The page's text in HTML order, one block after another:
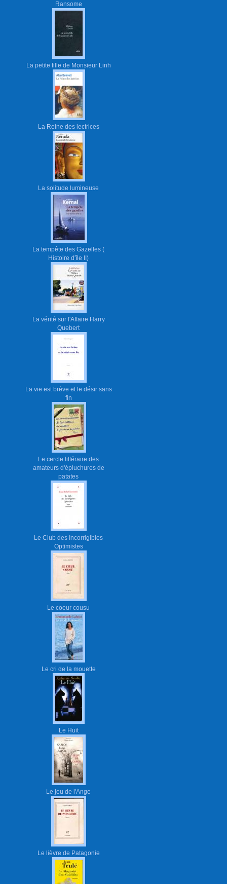
Ransome
La petite fille de Monsieur Linh
La Reine des lectrices
La solitude lumineuse
La tempête des Gazelles (
Histoire d'île II)
La vérité sur l'Affaire Harry
Quebert
La vie est brève et le désir sans
fin
Le cercle littéraire des
amateurs d'épluchures de
patates
Le Club des Incorrigibles
Optimistes
Le coeur cousu
Le cri de la mouette
Le Huit
Le jeu de l'Ange
Le lièvre de Patagonie